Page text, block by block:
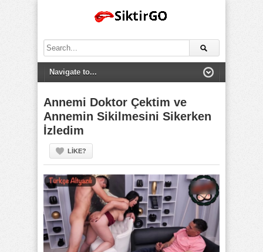
Search
for:
Annemi Doktor Çektim ve
Annemin Sikilmesini Sikerken
İzledim
LIKE?